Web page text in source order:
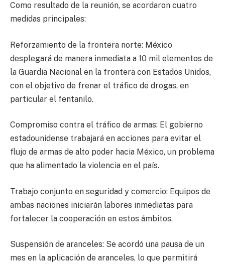
Como resultado de la reunión, se acordaron cuatro
medidas principales:
Reforzamiento de la frontera norte: México
desplegará de manera inmediata a 10 mil elementos de
la Guardia Nacional en la frontera con Estados Unidos,
con el objetivo de frenar el tráfico de drogas, en
particular el fentanilo.
Compromiso contra el tráfico de armas: El gobierno
estadounidense trabajará en acciones para evitar el
flujo de armas de alto poder hacia México, un problema
que ha alimentado la violencia en el país.
Trabajo conjunto en seguridad y comercio: Equipos de
ambas naciones iniciarán labores inmediatas para
fortalecer la cooperación en estos ámbitos.
Suspensión de aranceles: Se acordó una pausa de un
mes en la aplicación de aranceles, lo que permitirá